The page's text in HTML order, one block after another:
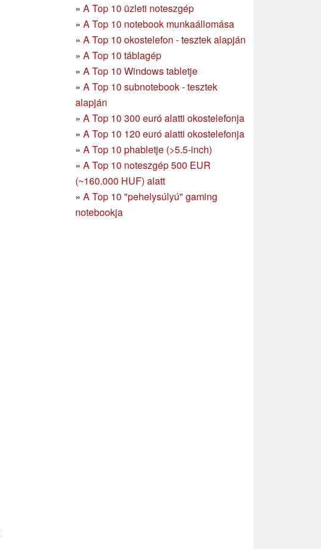
» A Top 10 üzleti noteszgép
» A Top 10 notebook munkaállomása
» A Top 10 okostelefon - tesztek alapján
» A Top 10 táblagép
» A Top 10 Windows tabletje
» A Top 10 subnotebook - tesztek
alapján
» A Top 10 300 euró alatti okostelefonja
» A Top 10 120 euró alatti okostelefonja
» A Top 10 phabletje (>5.5-inch)
» A Top 10 noteszgép 500 EUR
(~160.000 HUF) alatt
» A Top 10 "pehelysúlyú" gaming
notebookja